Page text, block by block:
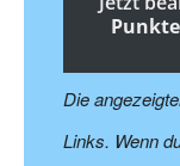
Die
Links. Wenn